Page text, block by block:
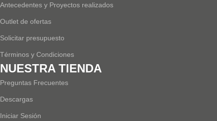
Antecedentes y Proyectos realizados
Outlet de ofertas
Solicitar presupuesto
Términos y Condiciones
NUESTRA TIENDA
Preguntas Frecuentes
Descargas
Iniciar Sesión